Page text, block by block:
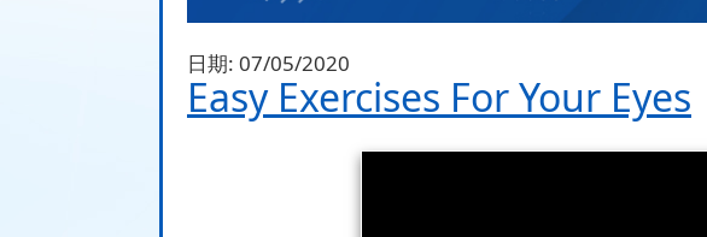
日期: 07/05/2020
Easy Exercises For Your Eyes